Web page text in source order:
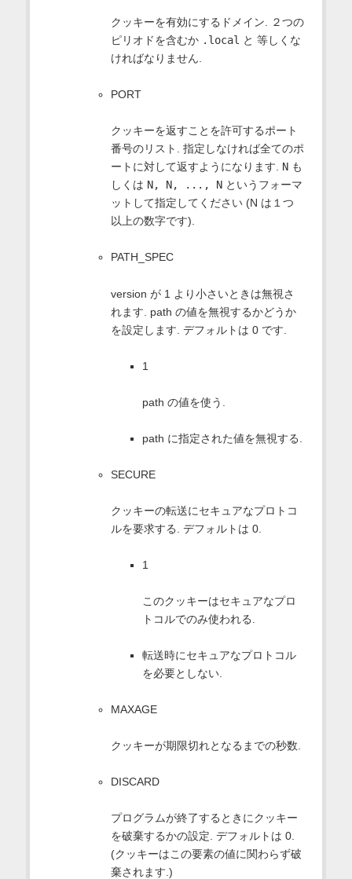
クッキーを有効にするドメイン. ２つの
ピリオドを含むか .local と 等しくな
ければなりません.
PORT
クッキーを返すことを許可するポート
番号のリスト. 指定しなければ全てのポ
ートに対して返すようになります. Nも
しくは N, N, ..., Nというフォーマ
ットして指定してください (N は１つ
以上の数字です).
PATH_SPEC
version が 1 より小さいときは無視さ
れます. path の値を無視するかどうか
を設定します. デフォルトは 0 です.
1
path の値を使う.
path に指定された値を無視する.
SECURE
クッキーの転送にセキュアなプロトコ
ルを要求する. デフォルトは 0.
1
このクッキーはセキュアなプロ
トコルでのみ使われる.
転送時にセキュアなプロトコル
を必要としない.
MAXAGE
クッキーが期限切れとなるまでの秒数.
DISCARD
プログラムが終了するときにクッキー
を破棄するかの設定. デフォルトは 0.
(クッキーはこの要素の値に関わらず破
棄されます.)